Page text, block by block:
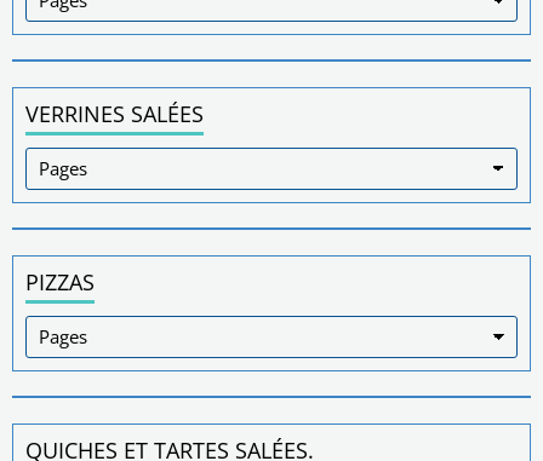
VERRINES SALÉES
PIZZAS
QUICHES ET TARTES SALÉES.